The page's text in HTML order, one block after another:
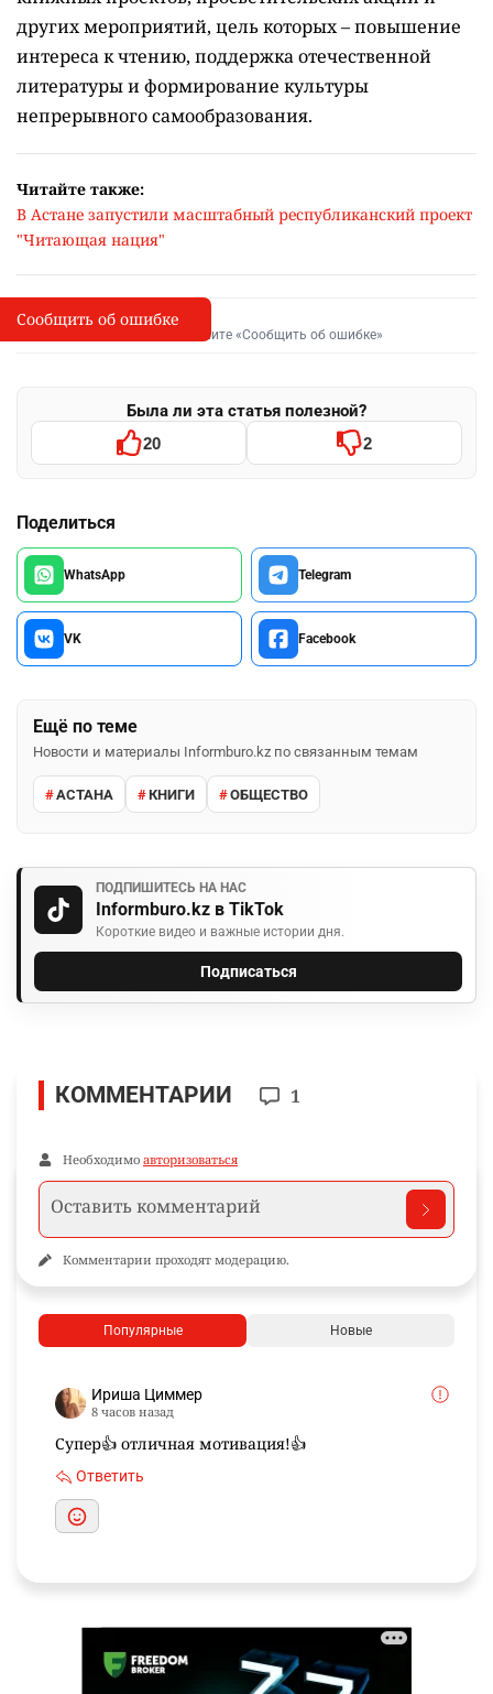
других мероприятий, цель которых –повышение
интереса к чтению, поддержка отечественной
литературы и формирование культуры
непрерывного самообразования.
Читайте также:
В Астане запустили масштабный республиканский проект
"Читающая нация"
I
Сообщить об опечатке
Выделите фрагмент и нажмите «Сообщить об ошибке»
Была ли эта статья полезной?
20 2
Поделиться
WhatsApp Telegram
VK Facebook
Ещё по теме
Новости и материалы Informburo.kz по связанным темам
АСТАНА КНИГИ ОБЩЕСТВО
ПОДПИШИТЕСЬ НА НАС
Informburo.kz в TikTok
Короткие видео и важные истории дня.
Подписаться
Сообщить об ошибке
КОММЕНТАРИИ 1
Необходимо авторизоваться
Комментарии проходят модерацию.
Популярные Новые
Ириша Циммер
8 часов назад
Супер👍 отличная мотивация!👍
Ответить